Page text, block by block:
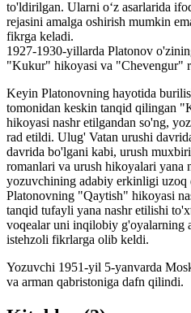
to'ldirilgan. Ularni o‘z asarlarida
rejasini amalga oshirish mumkin
fikrga keladi.
1927-1930-yillarda Platonov
"Kukur" hikoyasi va "Chevengur"
Keyin Platonovning hayotida
tomonidan keskin tanqid qilingan
hikoyasi nashr etilgandan so'ng,
rad etildi. Ulug' Vatan urushi
davrida bo'lgani kabi, urush
romanlari va urush hikoyalari yana
yozuvchining adabiy erkinligi uzoq
Platonovning "Qaytish" hikoyasi
tanqid tufayli yana nashr etilishi
voqealar uni inqilobiy g'oyalarning
istehzoli fikrlarga olib keldi.
Yozuvchi 1951-yil 5-yanvarda
va arman qabristoniga dafn qilindi.